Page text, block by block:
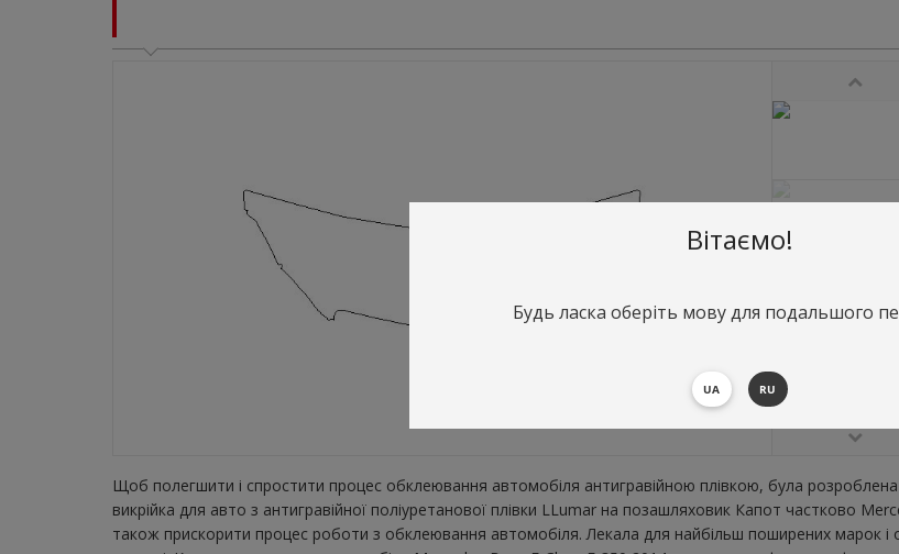
Щоб полегшити і спростити процес обклеювання автомобіля антигравійною плівкою, була
викрійка для авто з антигравійної поліуретанової плівки LLumar на позашляховик Капот частково
також прискорити процес роботи з обклеювання автомобіля. Лекала для найбільш поширених марок і
Вітаємо!
Будь ласка оберіть мову для подальшого
UA RU